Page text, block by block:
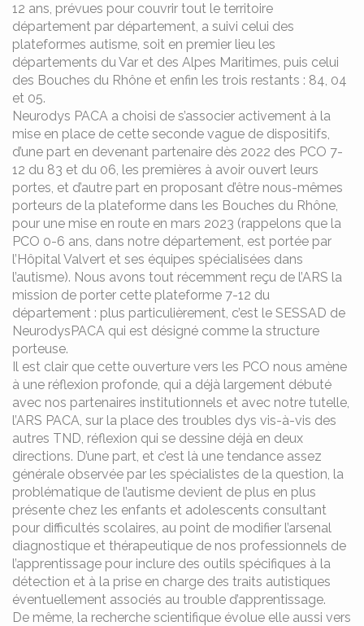
12 ans, prévues pour couvrir tout le territoire
département par département, a suivi celui des
plateformes autisme, soit en premier lieu les
départements du Var et des Alpes Maritimes, puis celui
des Bouches du Rhône et enfin les trois restants : 84, 04
et 05.
Neurodys PACA a choisi de s’associer activement à la
mise en place de cette seconde vague de dispositifs,
d’une part en devenant partenaire dès 2022 des PCO 7-
12 du 83 et du 06, les premières à avoir ouvert leurs
portes, et d’autre part en proposant d’être nous-mêmes
porteurs de la plateforme dans les Bouches du Rhône,
pour une mise en route en mars 2023 (rappelons que la
PCO 0-6 ans, dans notre département, est portée par
l’Hôpital Valvert et ses équipes spécialisées dans
l’autisme). Nous avons tout récemment reçu de l’ARS la
mission de porter cette plateforme 7-12 du
département : plus particulièrement, c’est le SESSAD de
NeurodysPACA qui est désigné comme la structure
porteuse.
Il est clair que cette ouverture vers les PCO nous amène
à une réflexion profonde, qui a déjà largement débuté
avec nos partenaires institutionnels et avec notre tutelle,
l’ARS PACA, sur la place des troubles dys vis-à-vis des
autres TND, réflexion qui se dessine déjà en deux
directions. D’une part, et c’est là une tendance assez
générale observée par les spécialistes de la question, la
problématique de l’autisme devient de plus en plus
présente chez les enfants et adolescents consultant
pour difficultés scolaires, au point de modifier l’arsenal
diagnostique et thérapeutique de nos professionnels de
l’apprentissage pour inclure des outils spécifiques à la
détection et à la prise en charge des traits autistiques
éventuellement associés au trouble d’apprentissage.
De même, la recherche scientifique évolue elle aussi vers